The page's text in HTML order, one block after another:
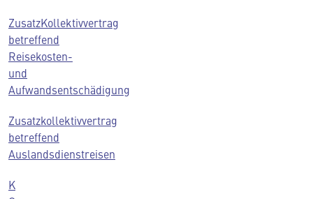
ZusatzKollektivvertrag
betreffend
Reisekosten-
und
Aufwandsentschädigung
Zusatzkollektivvertrag
betreffend
Auslandsdienstreisen
K